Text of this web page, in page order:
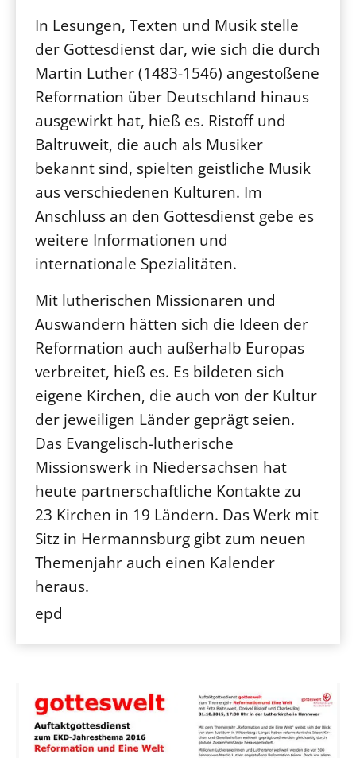
In Lesungen, Texten und Musik stelle
der Gottesdienst dar, wie sich die durch
Martin Luther (1483-1546) angestoßene
Reformation über Deutschland hinaus
ausgewirkt hat, hieß es. Ristoff und
Baltruweit, die auch als Musiker
bekannt sind, spielten geistliche Musik
aus verschiedenen Kulturen. Im
Anschluss an den Gottesdienst gebe es
weitere Informationen und
internationale Spezialitäten.
Mit lutherischen Missionaren und
Auswandern hätten sich die Ideen der
Reformation auch außerhalb Europas
verbreitet, hieß es. Es bildeten sich
eigene Kirchen, die auch von der Kultur
der jeweiligen Länder geprägt seien.
Das Evangelisch-lutherische
Missionswerk in Niedersachsen hat
heute partnerschaftliche Kontakte zu
23 Kirchen in 19 Ländern. Das Werk mit
Sitz in Hermannsburg gibt zum neuen
Themenjahr auch einen Kalender
heraus.
epd